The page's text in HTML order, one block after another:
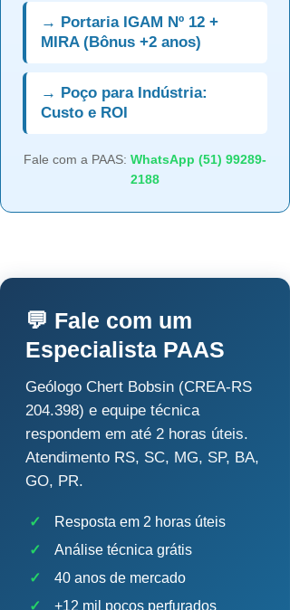
→ Portaria IGAM Nº 12 +
MIRA (Bônus +2 anos)
→ Poço para Indústria:
Custo e ROI
Fale com a PAAS: WhatsApp (51) 99289-
2188
💬 Fale com um
Especialista PAAS
Geólogo Chert Bobsin (CREA-RS
204.398) e equipe técnica
respondem em até 2 horas úteis.
Atendimento RS, SC, MG, SP, BA,
GO, PR.
✓
Resposta em 2 horas úteis
✓
Análise técnica grátis
✓
40 anos de mercado
✓
+12 mil poços perfurados